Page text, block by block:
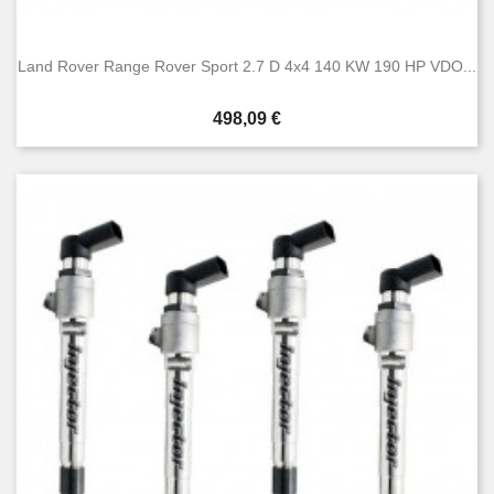
Land Rover Range Rover Sport 2.7 D 4x4 140 KW 190 HP VDO...
Cena
498,09 €